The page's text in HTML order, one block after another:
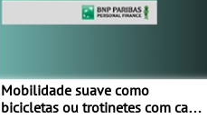
Mobilidade suave como
bicicletas ou trotinetes com cada